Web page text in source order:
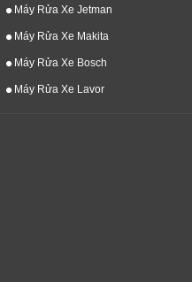
Máy Rửa Xe Jetman
Máy Rửa Xe Makita
Máy Rửa Xe Bosch
Máy Rửa Xe Lavor